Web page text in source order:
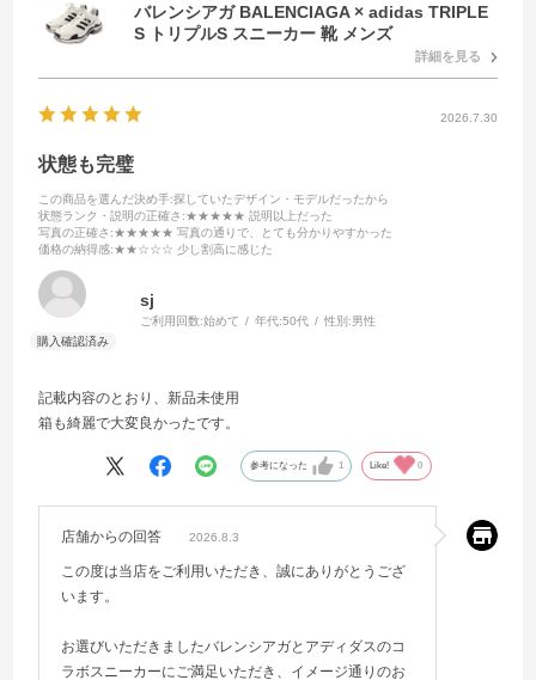
バレンシアガ BALENCIAGA × adidas TRIPLE
S トリプルS スニーカー 靴 メンズ
詳細を見る
2026.7.30
状態も完璧
この商品を選んだ決め手:探していたデザイン・モデルだったから
状態ランク・説明の正確さ :★★★★★ 説明以上だった
写真の正確さ :★★★★★ 写真の通りで、とても分かりやすかった
価格の納得感:★★☆☆☆ 少し割高に感じた
sj
ご利用回数:始めて 年代:50代 性別:男性
記載内容のとおり、新品未使用
箱も綺麗で大変良かったです。
参考になった 1 Like! 0
店舗からの回答 2026.8.3
この度は当店をご利用いただき、誠にありがとうござ
います。
お選びいただきましたバレンシアガとアディダスのコ
ラボスニーカーにご満足いただき、イメージ通りのお